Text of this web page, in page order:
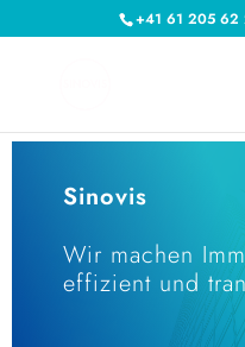
+41 61 205 62
Sinovis
Wir machen
effizient und